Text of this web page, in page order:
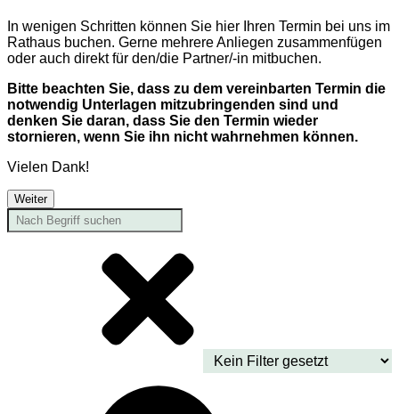
In wenigen Schritten können Sie hier Ihren Termin bei uns im
Rathaus buchen. Gerne mehrere Anliegen zusammenfügen
oder auch direkt für den/die Partner/-in mitbuchen.
Bitte beachten Sie, dass zu dem vereinbarten Termin die
notwendig Unterlagen mitzubringenden sind und
denken Sie daran, dass Sie den Termin wieder
stornieren, wenn Sie ihn nicht wahrnehmen können.
Vielen Dank!
Weiter